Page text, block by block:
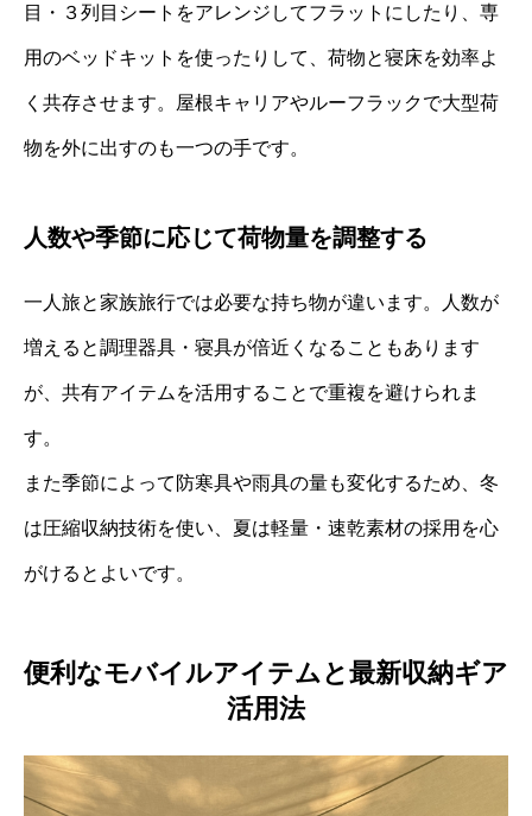
目・３列目シートをアレンジしてフラットにしたり、専
用のベッドキットを使ったりして、荷物と寝床を効率よ
く共存させます。屋根キャリアやルーフラックで大型荷
物を外に出すのも一つの手です。
人数や季節に応じて荷物量を調整する
一人旅と家族旅行では必要な持ち物が違います。人数が
増えると調理器具・寝具が倍近くなることもあります
が、共有アイテムを活用することで重複を避けられま
す。
また季節によって防寒具や雨具の量も変化するため、冬
は圧縮収納技術を使い、夏は軽量・速乾素材の採用を心
がけるとよいです。
便利なモバイルアイテムと最新収納ギア
活用法